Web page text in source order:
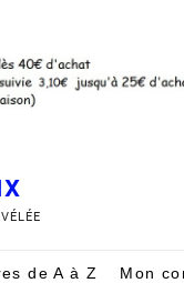
de A à Z Mon